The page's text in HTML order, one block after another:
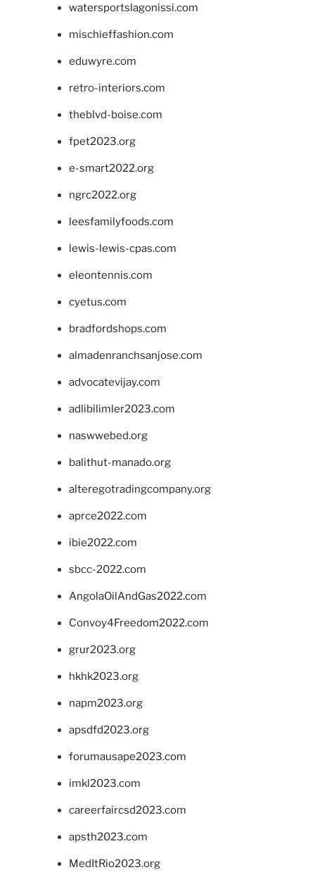
watersportslagonissi.com
mischieffashion.com
eduwyre.com
retro-interiors.com
theblvd-boise.com
fpet2023.org
e-smart2022.org
ngrc2022.org
leesfamilyfoods.com
lewis-lewis-cpas.com
eleontennis.com
cyetus.com
bradfordshops.com
almadenranchsanjose.com
advocatevijay.com
adlibilimler2023.com
naswwebed.org
balithut-manado.org
alteregotradingcompany.org
aprce2022.com
ibie2022.com
sbcc-2022.com
AngolaOilAndGas2022.com
Convoy4Freedom2022.com
grur2023.org
hkhk2023.org
napm2023.org
apsdfd2023.org
forumausape2023.com
imkl2023.com
careerfaircsd2023.com
apsth2023.com
MedItRio2023.org